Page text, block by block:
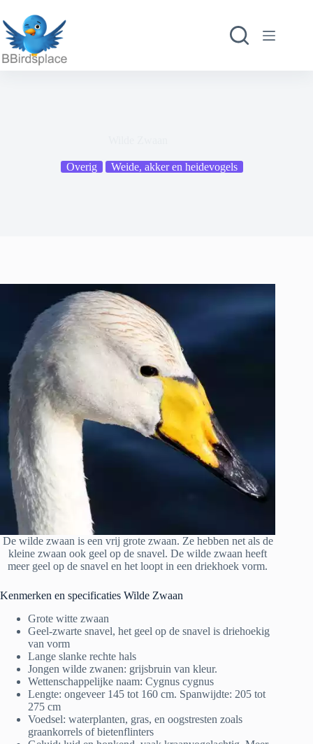
naar
de
inhoud
Overig Weide, akker en heidevogels
De wilde zwaan is een vrij grote zwaan. Ze hebben net als de
kleine zwaan ook geel op de snavel. De wilde zwaan heeft
meer geel op de snavel en het loopt in een driekhoek vorm.
Kenmerken en specificaties Wilde Zwaan
Grote witte zwaan
Geel-zwarte snavel, het geel op de snavel is driehoekig
van vorm
Lange slanke rechte hals
Jongen wilde zwanen: grijsbruin van kleur.
Wettenschappelijke naam: Cygnus cygnus
Lengte: ongeveer 145 tot 160 cm. Spanwijdte: 205 tot
275 cm
Voedsel: waterplanten, gras, en oogstresten zoals
graankorrels of bietenflinters